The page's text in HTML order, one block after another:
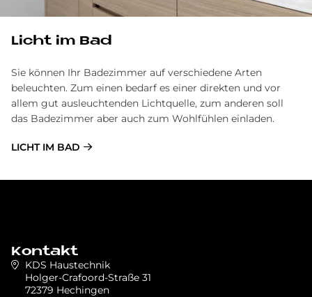
Licht im Bad
Sie können Ihr Badezimmer auf verschiedene Arten
beleuchten. Zum einen bedarf es einer direkten und vor
allem gut ausleuchtenden Lichtquelle, zum anderen soll
das Badezimmer aber auch zum Wohlfühlen einladen.
LICHT IM BAD
Kontakt
KDS Haustechnik
Holger-Crafoord-Straße 31
72379 Hechingen